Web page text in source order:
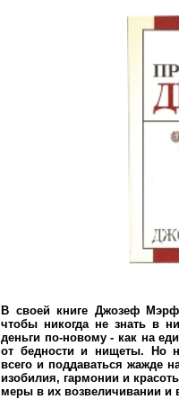
В своей книге Джозеф
чтобы никогда не знать в
деньги по-новому - как на
от бедности и нищеты. Но
всего и поддаваться жажде
изобилия, гармонии и
меры в их возвеличивании и